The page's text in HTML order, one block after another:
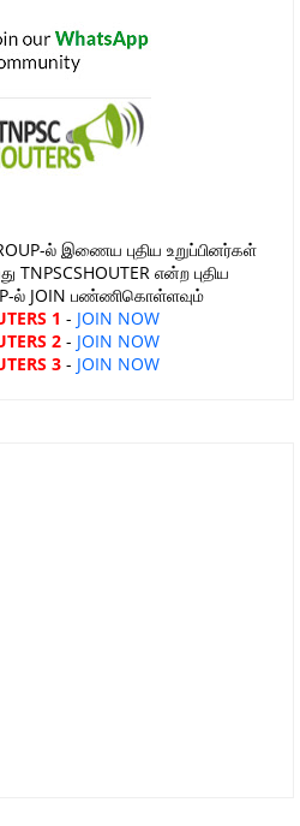
ல் இணைய புதிய உறுப்பினர்கள்
TNPSCSHOUTER என்ற புதிய
ல் JOIN பண்ணிகொள்ளவும்
1 - JOIN NOW
2- JOIN NOW
3- JOIN NOW